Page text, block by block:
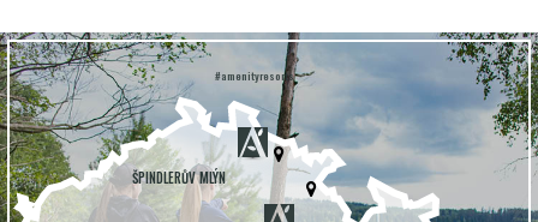
ŠPINDLERŮV MLÝN
#amenityresorts